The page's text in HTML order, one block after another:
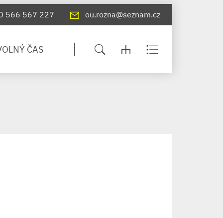
566 567 227 ou.rozna@seznam.cz
ČAS